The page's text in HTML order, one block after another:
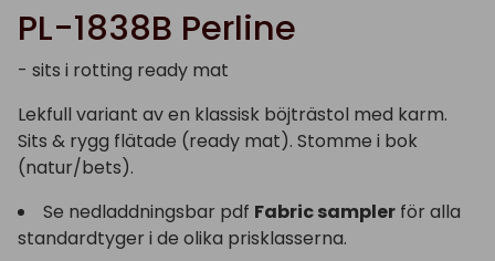
PL-1838B Perline
- sits i rotting ready mat
Lekfull variant av en klassisk böjträstol med karm.
Sits & rygg flätade (ready mat). Stomme i bok
(natur/bets).
Se nedladdningsbar pdf Fabric sampler för alla
standardtyger i de olika prisklasserna.